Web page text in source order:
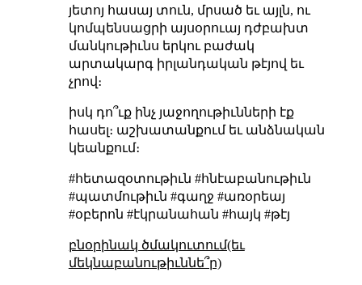
յետոյ հասայ տուն, մրսած եւ այլն, ու
կոմպենսացրի այսօրուայ դժբախտ
մանկութիւնս երկու բաժակ
արտակարգ իրլանդական թէյով եւ
չրով։
իսկ դո՞ւք ինչ յաջողութիւնների էք
հասել։ աշխատանքում եւ անձնական
կեանքում։
#հետազօտութիւն #հնէաբանութիւն
#պատմութիւն #գաղջ #առօրեայ
#օբերոն #էկրանահան #հայկ #թէյ
բնօրինակ ծմակուտում(եւ
մեկնաբանութիւննե՞ր)